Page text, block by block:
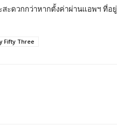
ะดวกกว่าหากตั้งค่าผ่านแอพฯ ที่อ
Fifty Three